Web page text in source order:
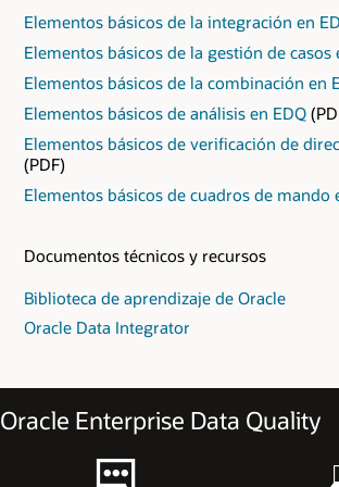
Elementos básicos de la integración en
Elementos básicos de la gestión de casos
Elementos básicos de la combinación en
Elementos básicos de análisis en EDQ
Elementos básicos de verificación de
(PDF)
Elementos básicos de cuadros de mando
Documentos técnicos y recursos
Biblioteca de aprendizaje de Oracle
Oracle Data Integrator
Oracle Enterprise Data Quality